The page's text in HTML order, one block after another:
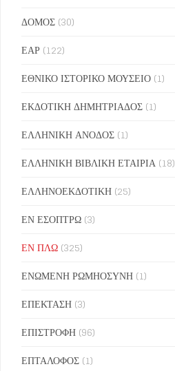
ΔΟΜΟΣ (30)
ΕΑΡ (122)
ΕΘΝΙΚΟ ΙΣΤΟΡΙΚΟ ΜΟΥΣΕΙΟ (1)
ΕΚΔΟΤΙΚΗ ΔΗΜΗΤΡΙΑΔΟΣ (1)
ΕΛΛΗΝΙΚΗ ΑΝΟΔΟΣ (1)
ΕΛΛΗΝΙΚΗ ΒΙΒΛΙΚΗ ΕΤΑΙΡΙΑ (18)
ΕΛΛΗΝΟΕΚΔΟΤΙΚΗ (25)
ΕΝ ΕΣΟΠΤΡΩ (3)
ΕΝ ΠΛΩ (325)
ΕΝΩΜΕΝΗ ΡΩΜΗΟΣΥΝΗ (1)
ΕΠΕΚΤΑΣΗ (3)
ΕΠΙΣΤΡΟΦΗ (96)
ΕΠΤΑΛΟΦΟΣ (1)